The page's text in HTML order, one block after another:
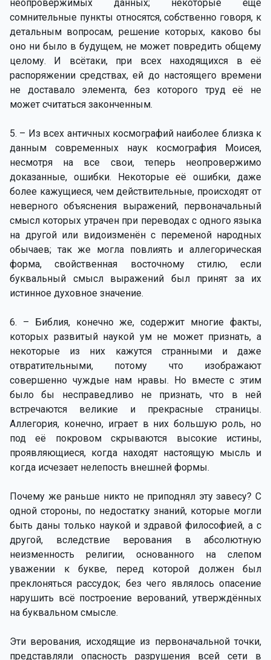
неопровержимых данных; некоторые ещё
сомнительные пункты относятся, собственно говоря, к
детальным вопросам, решение которых, каково бы
оно ни было в будущем, не может повредить общему
целому. И всётаки, при всех находящихся в её
распоряжении средствах, ей до настоящего времени
не доставало элемента, без которого труд её не
может считаться законченным.
5. – Из всех античных космографий наиболее близка к
данным современных наук космография Моисея,
несмотря на все свои, теперь неопровержимо
доказанные, ошибки. Некоторые её ошибки, даже
более кажущиеся, чем действительные, происходят от
неверного объяснения выражений, первоначальный
смысл которых утрачен при переводах с одного языка
на другой или видоизменён с переменой народных
обычаев; так же могла повлиять и аллегорическая
форма, свойственная восточному стилю, если
буквальный смысл выражений был принят за их
истинное духовное значение.
6. – Библия, конечно же, содержит многие факты,
которых развитый наукой ум не может признать, а
некоторые из них кажутся странными и даже
отвратительными, потому что изображают
совершенно чуждые нам нравы. Но вместе с этим
было бы несправедливо не признать, что в ней
встречаются великие и прекрасные страницы.
Аллегория, конечно, играет в них большую роль, но
под её покровом скрываются высокие истины,
проявляющиеся, когда находят настоящую мысль и
когда исчезает нелепость внешней формы.
Почему же раньше никто не приподнял эту завесу? С
одной стороны, по недостатку знаний, которые могли
быть даны только наукой и здравой философией, а с
другой, вследствие верования в абсолютную
неизменность религии, основанного на слепом
уважении к букве, перед которой должен был
преклоняться рассудок; без чего являлось опасение
нарушить всё построение верований, утверждённых
на буквальном смысле.
Эти верования, исходящие из первоначальной точки,
представляли опасность разрушения всей сети в